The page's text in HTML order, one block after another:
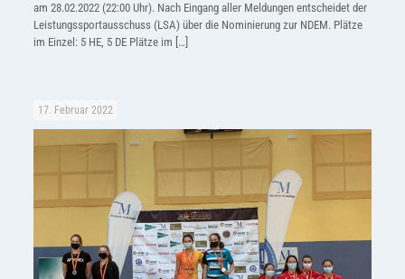
am 28.02.2022 (22:00 Uhr). Nach Eingang aller Meldungen entscheidet der
Leistungssportausschuss (LSA) über die Nominierung zur NDEM. Plätze
im Einzel: 5 HE, 5 DE Plätze im […]
17. Februar 2022